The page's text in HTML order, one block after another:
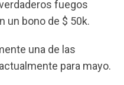
fuegos
un bono de $ 50k.
una de las
para mayo.